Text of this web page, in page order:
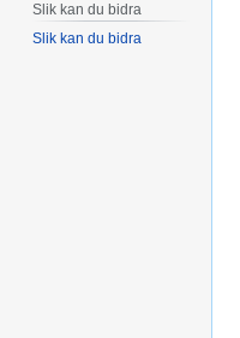
Slik kan du bidra
Slik kan du bidra